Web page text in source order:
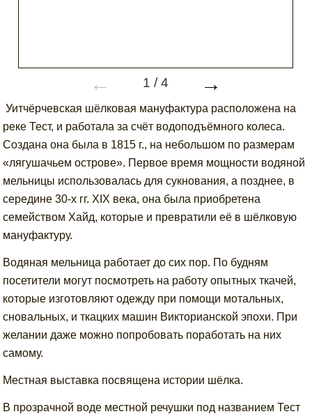
← 1 /4 →
Уитчёрчевская шёлковая мануфактура расположена на
реке Тест, и работала за счёт водоподъёмного колеса.
Создана она была в 1815 г., на небольшом по размерам
«лягушачьем острове». Первое время мощности водяной
мельницы использовалась для сукнования, а позднее, в
середине 30-х гг. XIX века, она была приобретена
семейством Хайд, которые и превратили её в шёлковую
мануфактуру.
Водяная мельница работает до сих пор. По будням
посетители могут посмотреть на работу опытных ткачей,
которые изготовляют одежду при помощи мотальных,
сновальных, и ткацких машин Викторианской эпохи. При
желании даже можно попробовать поработать на них
самому.
Местная выставка посвящена истории шёлка.
В прозрачной воде местной речушки под названием Тест